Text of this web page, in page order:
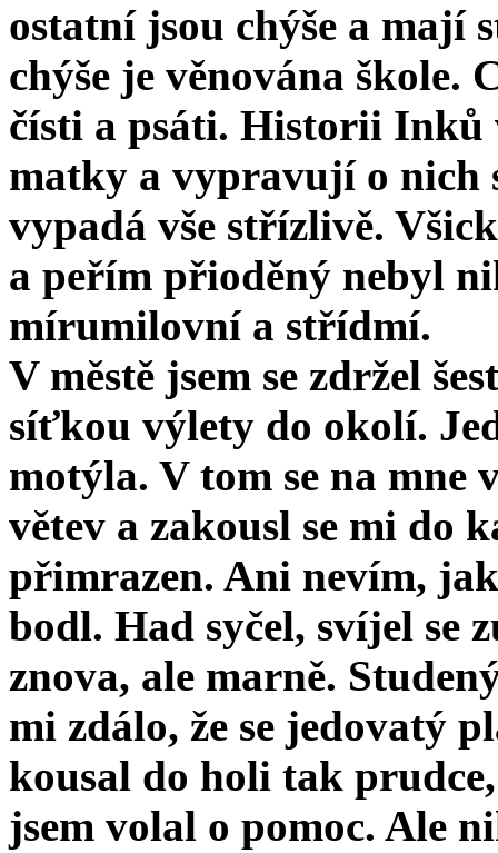
ostatní jsou chýše a mají
chýše je věnována škole.
čísti a psáti. Historii
matky a vypravují o nich
vypadá vše střízlivě.
a peřím přioděný nebyl
mírumilovní a střídmí.
V městě jsem se zdržel
síťkou výlety do okolí.
motýla. V tom se na
větev a zakousl se mi do
přimrazen. Ani nevím,
bodl. Had syčel, svíjel se
znova, ale marně.
mi zdálo, že se jedovatý
kousal do holi tak
jsem volal o pomoc. Ale